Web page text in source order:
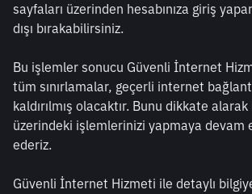
sayfaları üzerinden hesabınıza giriş
dışı bırakabilirsiniz.
Bu işlemler sonucu Güvenli İnternet
tüm sınırlamalar, geçerli internet
kaldırılmış olacaktır. Bunu dikkate
üzerindeki işlemlerinizi yapmaya devam
ederiz.
Güvenli İnternet Hizmeti ile detaylı